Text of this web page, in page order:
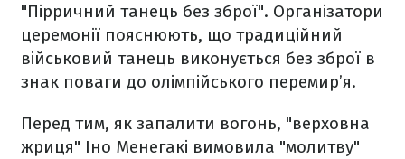
"Пірричний танець без зброї". Організатори
церемонії пояснюють, що традиційний
військовий танець виконується без зброї в
знак поваги до олімпійського перемир’я.
Перед тим, як запалити вогонь, "верховна
жриця" Іно Менегакі вимовила "молитву"